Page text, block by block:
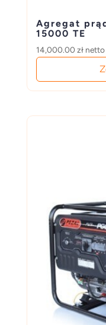
Agregat
15000 TE
14,000.00 zł netto